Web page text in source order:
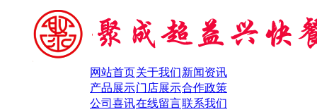
网站首页关于我们新闻资讯
产品展示门店展示合作政策
公司喜讯在线留言联系我们